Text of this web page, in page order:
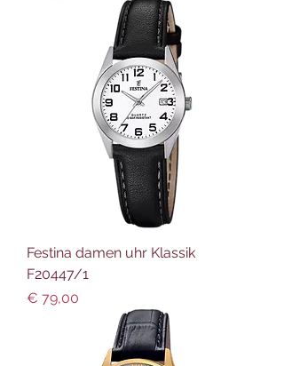
Festina damen uhr Klassik
F20447/1
Preis
€ 79,00